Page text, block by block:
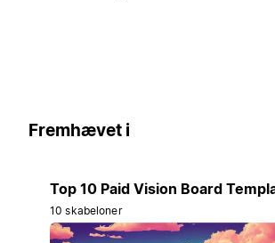
Fremhævet i
Top 10 Paid Vision Board
10 skabeloner